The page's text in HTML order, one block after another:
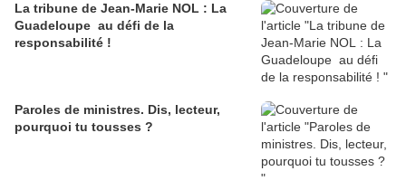
La tribune de Jean-Marie NOL : La
Guadeloupe au défi de la
responsabilité !
Paroles de ministres. Dis, lecteur,
pourquoi tu tousses ?